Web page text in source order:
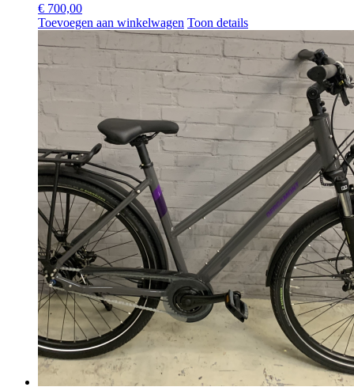
€ 700,00
Toevoegen aan winkelwagen Toon details